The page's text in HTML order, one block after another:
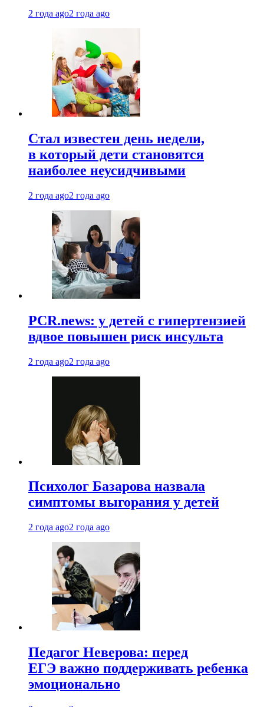
2 года ago2 года ago
Стал известен день недели,
в который дети становятся
наиболее неусидчивыми
2 года ago2 года ago
PCR.news: у детей с гипертензией
вдвое повышен риск инсульта
2 года ago2 года ago
Психолог Базарова назвала
симптомы выгорания у детей
2 года ago2 года ago
Педагог Неверова: перед
ЕГЭ важно поддерживать ребенка
эмоционально